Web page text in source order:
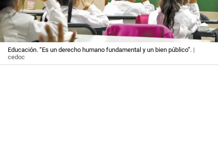
Educación. “Es un derecho humano fundamental y un bien público”. |
cedoc